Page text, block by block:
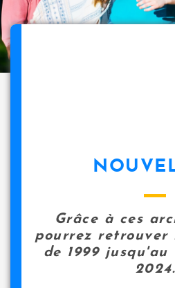
Grâce à ces
pourrez retrouver
de 1999 jusqu'au
2024.